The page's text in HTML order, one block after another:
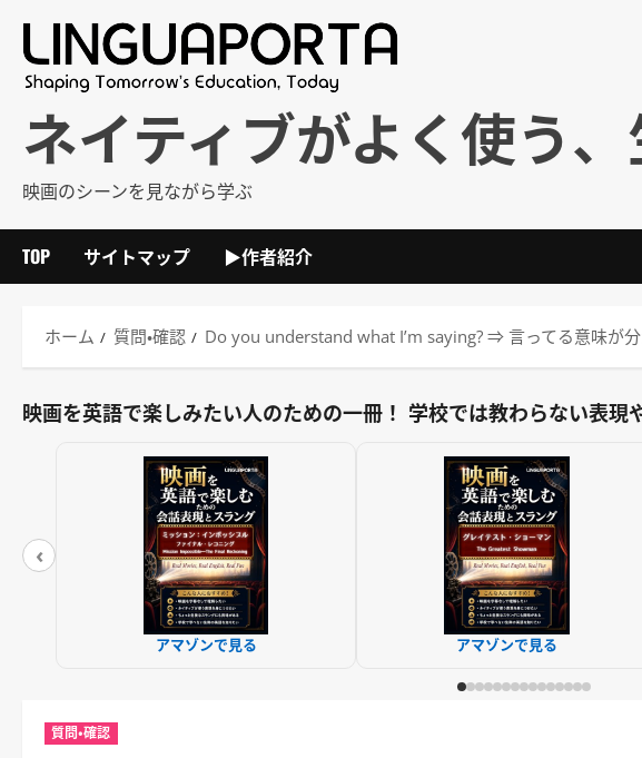
ネイティブがよく使う
映画のシーンを見ながら学ぶ
TOP サイトマップ ▶作者紹介
ホーム 質問・確認 Do you understand what I’m saying? ⇒ 言ってる意味が分
映画を英語で楽しみたい人のための一冊！ 学校では教わらない表現
‹
アマゾンで見る アマゾンで見る
質問・確認